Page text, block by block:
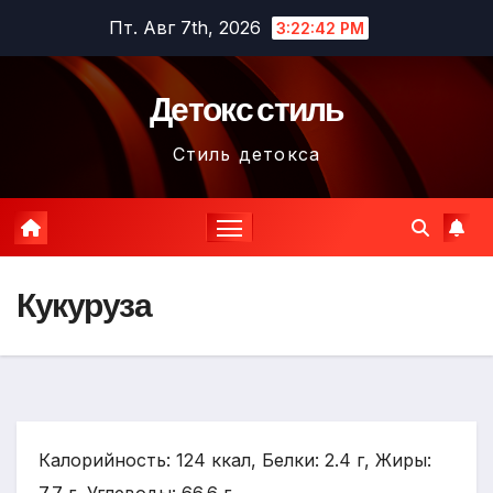
содержимому
Пт. Авг 7th, 2026 3:22:44 PM
Детокс стиль
Стиль детокса
Кукуруза
Калорийность: 124 ккал, Белки: 2.4 г, Жиры: